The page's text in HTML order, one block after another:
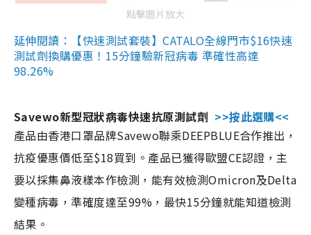
點擊圖片放大
延伸閱讀：【快速測試套裝】CATALO全線門市$16快速
測試劑換購優惠！15分鐘驗新冠病毒 準確性高達
98.26%
Savewo新型冠狀病毒快速抗原測試劑 >>按此選購<<
產品由香港口罩品牌Savewo聯乘DEEPBLUE合作推出，
抗疫優惠價低至$18買到。產品已獲得歐盟CE認證，主
要以採集鼻液樣本作檢測，能有效檢測Omicron及Delta
變種病毒，準確度達至99%，最快15分鐘就能知道檢測
結果。